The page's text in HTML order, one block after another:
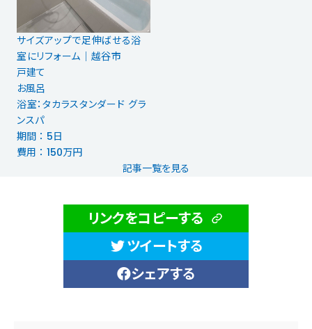
サイズアップで足伸ばせる浴
室にリフォーム｜越谷市
戸建て
お風呂
浴室：タカラスタンダード グラ
ンスパ
期間 ： 5日
費用 ： 150万円
記事一覧を見る
リンクをコピーする
ツイートする
シェアする